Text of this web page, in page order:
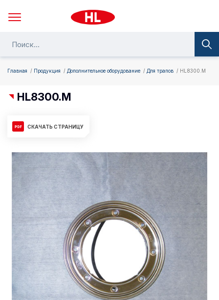
Главная Продукция Дополнительное оборудование Для трапов HL8300.M
HL8300.M
СКАЧАТЬ СТРАНИЦУ